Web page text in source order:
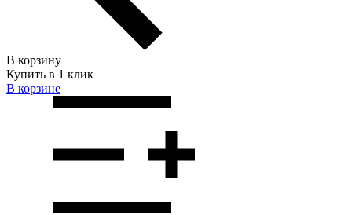
В корзину
Купить в 1 клик
В корзинe